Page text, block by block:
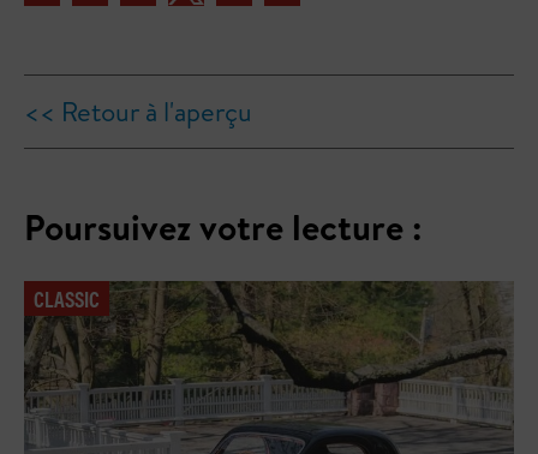
<< Retour à l'aperçu
Poursuivez votre lecture :
CLASSIC